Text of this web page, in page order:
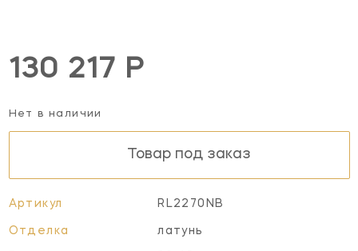
130 217 Р
Нет в наличии
Товар под заказ
Артикул RL2270NB
Отделка латунь